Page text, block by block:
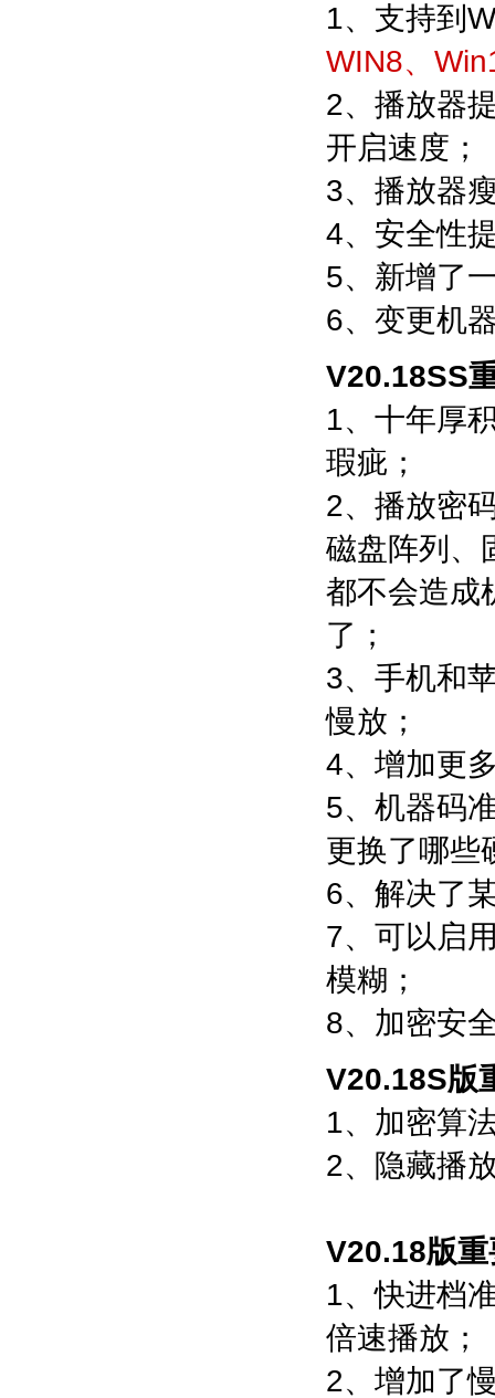
1、支持到
WIN8、
2、播放器
开启速度；
3、播放器
4、安全性
5、新增了
6、变更机
V20.18SS
1、十年厚
瑕疵；
2、播放密
磁盘阵列、
都不会造成
了；
3、手机和
慢放；
4、增加更
5、机器码
更换了哪些
6、解决了
7、可以启
模糊；
8、加密安
V20.18S版
1、加密算
2、隐藏播
V20.18版
1、快进档
倍速播放；
2、增加了